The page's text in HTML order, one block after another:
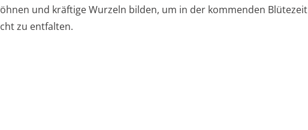
und kräftige Wurzeln bilden, um in der kommenden Blütezeit
zu entfalten.